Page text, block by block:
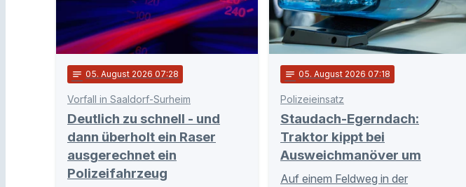
notes 05. August 2026 07:28
Vorfall in Saaldorf-Surheim
Deutlich zu schnell - und
dann überholt ein Raser
ausgerechnet ein
Polizeifahrzeug
notes 05. August 2026 07:18
Polizeieinsatz
Staudach-Egerndach:
Traktor kippt bei
Ausweichmanöver um
Auf einem Feldweg in der